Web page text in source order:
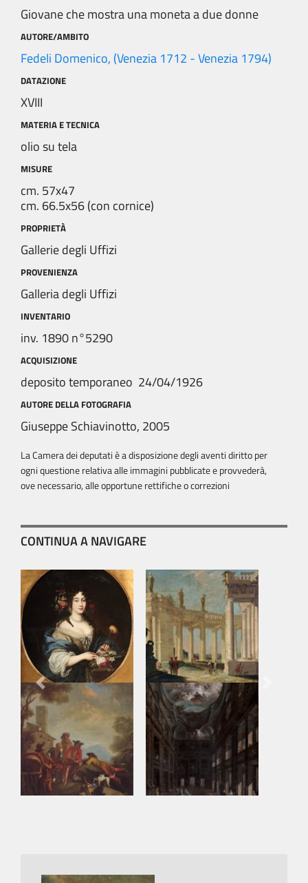
Giovane che mostra una moneta a due donne
AUTORE/AMBITO
Fedeli Domenico, (Venezia 1712 - Venezia 1794)
DATAZIONE
XVIII
MATERIA E TECNICA
olio su tela
MISURE
cm. 57x47
cm. 66.5x56 (con cornice)
PROPRIETÀ
Gallerie degli Uffizi
PROVENIENZA
Galleria degli Uffizi
INVENTARIO
inv. 1890 n°5290
ACQUISIZIONE
deposito temporaneo 24/04/1926
AUTORE DELLA FOTOGRAFIA
Giuseppe Schiavinotto, 2005
La Camera dei deputati è a disposizione degli aventi diritto per
ogni questione relativa alle immagini pubblicate e provvederà,
ove necessario, alle opportune rettifiche o correzioni
CONTINUA A NAVIGARE
Previous